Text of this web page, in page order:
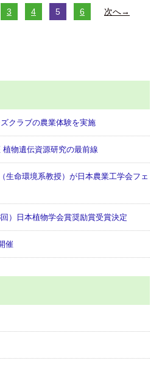
3 4 5 6 次へ→
クラブの農業体験を実施
物遺伝資源研究の最前線
生命環境系教授）が日本農業工学会フェ
）日本植物学会賞奨励賞受賞決定
催